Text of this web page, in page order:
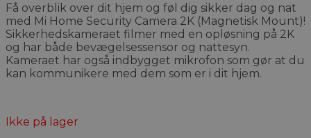
Få overblik over dit hjem og føl dig sikker dag og nat
med Mi Home Security Camera 2K (Magnetisk Mount)!
Sikkerhedskameraet filmer med en opløsning på 2K
og har både bevægelsessensor og nattesyn.
Kameraet har også indbygget mikrofon som gør at du
kan kommunikere med dem som er i dit hjem.
Ikke på lager